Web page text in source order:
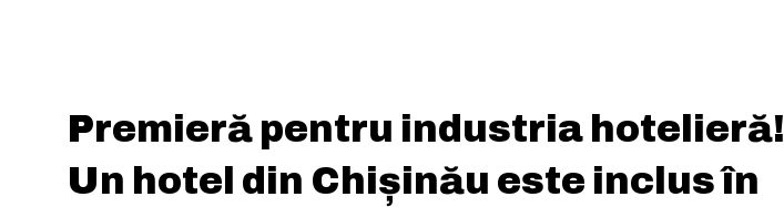
Premieră pentru industria hotelieră!
Un hotel din Chișinău este inclus în